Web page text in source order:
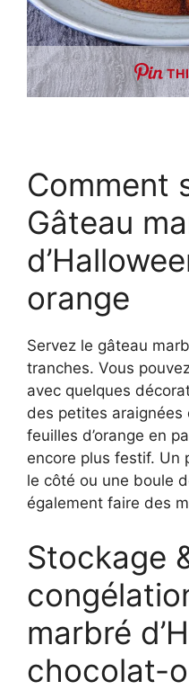
Comment
Gâteau
orange
Servez le gâteau
tranches. Vous
avec quelques
des petites araignées
feuilles d’orange en
encore plus festif. Un
le côté ou une boule
également faire des
Stockage
marbré
chocolat-